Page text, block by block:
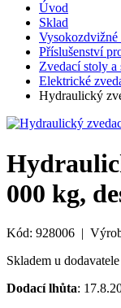
Úvod
Sklad
Příslušenství
Zvedací stoly a
Elektrické
Hydraulický
000 kg,
Kód: 928006 |
Skladem u dodavatele
Dodací lhůta: